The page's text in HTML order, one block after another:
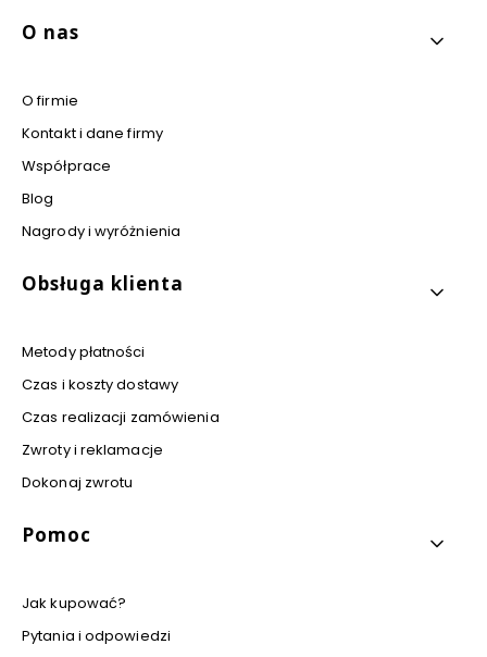
Linki w stopce
O nas
O firmie
Kontakt i dane firmy
Współprace
Blog
Nagrody i wyróżnienia
Obsługa klienta
Metody płatności
Czas i koszty dostawy
Czas realizacji zamówienia
Zwroty i reklamacje
Dokonaj zwrotu
Pomoc
Jak kupować?
Pytania i odpowiedzi